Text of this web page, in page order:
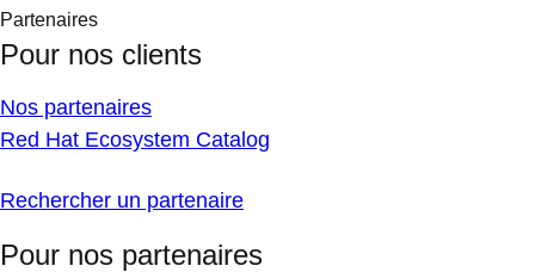
Partenaires
Pour nos clients
Nos partenaires
Red Hat Ecosystem Catalog
Rechercher un partenaire
Pour nos partenaires